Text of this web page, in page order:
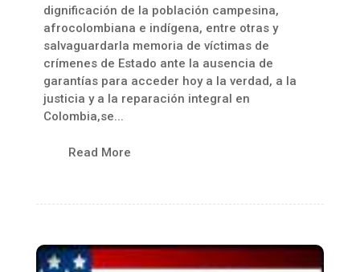
dignificación de la población campesina,
afrocolombiana e indígena, entre otras y
salvaguardarla memoria de víctimas de
crímenes de Estado ante la ausencia de
garantías para acceder hoy a la verdad, a la
justicia y a la reparación integral en
Colombia,se...
Read More